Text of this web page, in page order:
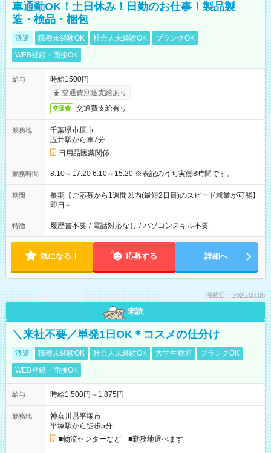
車通勤OK！土日休み！日勤のお仕事！製品製
造・検品・梱包
派遣 職種未経験OK 社会人未経験OK
ブランクOK
WEB登録・面接OK
給与
時給1500円
交通費別途支給あり
交通費 交通費支給有り
勤務地
千葉県市原市
五井駅から車7分
日用品医薬関係
勤務時間 8:10～17:20 6:10～15:20 ※表記のうち実働8時間です。
期間
長期【ご応募から1週間以内(最短2日目)のスピード就業が可能】
即日～
特徴 履歴書不要 / 電話対応なし / パソコンスキル不要
気になる！ 応募する 詳細へ
掲載日：2026.08.06
未読
＼来社不要／単発1日OK＊コスメの仕分け
派遣 職種未経験OK 社会人未経験OK 大学生歓迎
ブランクOK
WEB登録・面接OK
給与 時給1,500円～1,875円
勤務地
神奈川県平塚市
平塚駅から徒歩5分
■物流センターなど ■勤務地選べます